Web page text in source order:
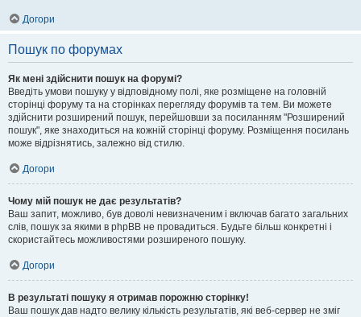
Догори
Пошук по форумах
Як мені здійснити пошук на форумі?
Введіть умови пошуку у відповідному полі, яке розміщене на головній
сторінці форуму та на сторінках перегляду форумів та тем. Ви можете
здійснити розширений пошук, перейшовши за посиланням "Розширений
пошук", яке знаходиться на кожній сторінці форуму. Розміщення посилань
може відрізнятись, залежно від стилю.
Догори
Чому мій пошук не дає результатів?
Ваш запит, можливо, був доволі невизначеним і включав багато загальних
слів, пошук за якими в phpBB не провадиться. Будьте більш конкретні і
скористайтесь можливостями розширеного пошуку.
Догори
В результаті пошуку я отримав порожню сторінку!
Ваш пошук дав надто велику кількість результатів, які веб-сервер не зміг